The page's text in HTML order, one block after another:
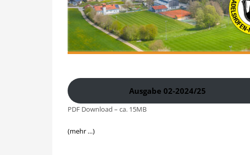
Ausgabe 02-2024/25
PDF Download – ca. 15MB
(mehr …)